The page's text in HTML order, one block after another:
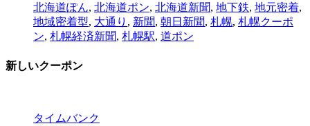
北海道ぽん, 北海道ポン, 北海道新聞, 地下鉄, 地元密着,
地域密着型, 大通り , 新聞, 朝日新聞, 札幌, 札幌クーポ
ン, 札幌経済新聞, 札幌駅, 道ポン
新しいクーポン
タイムバンク